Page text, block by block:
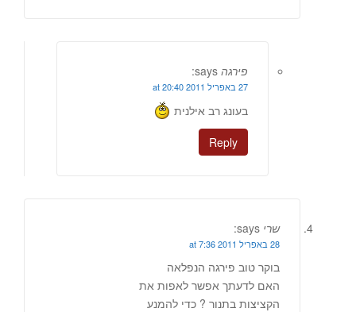
פירגה says:
27 באפריל 2011 at 20:40
בעונג רב אילנית
Reply
שרי says:
28 באפריל 2011 at 7:36
בוקר טוב פירגה הנפלאה
האם לדעתך אפשר לאפות את
הקציצות בתנור ? כדי להמנע